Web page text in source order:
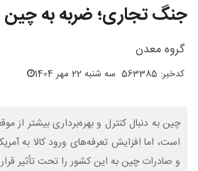
جنگ تجاری؛ ضربه به چین
گروه معدن
کدخبر: 563385 سه شنبه 22 مهر 1404
چین به دنبال کنترل و بهره‌برداری بیشتر از
است، اما افزایش تعرفه‌های ورود کالا به
و صادرات چین به این کشور را تحت تأثیر